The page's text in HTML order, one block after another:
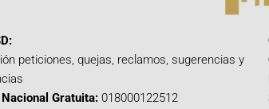
peticiones, quejas, reclamos, sugerencias y
Nacional Gratuita: 018000122512